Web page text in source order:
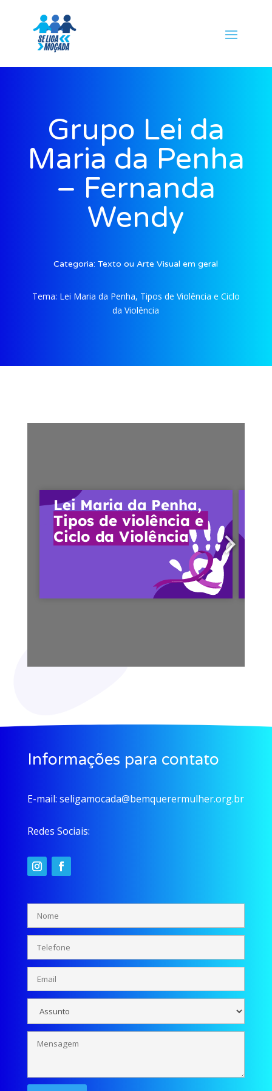
Grupo Lei da
Maria da Penha
– Fernanda
Wendy
Categoria:Texto ou Arte Visual em geral
Tema: Lei Maria da Penha, Tipos de Violência e Ciclo
da Violência
Informações para contato
E-mail: seligamocada@bemquerermulher.org.br
Redes Sociais: